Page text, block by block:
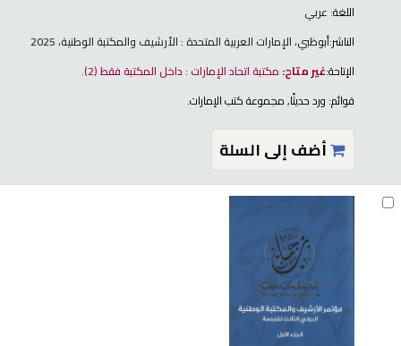
اللغة: عربي
الناشر:أبوظبي، الإمارات العربية المتحدة : الأرشيف والمكتبة الوطنية، 2025
الإتاحة:غير متاح: مكتبة اتحاد الإمارات : داخل المكتبة فقط(2).
قوائم: ورد حديثًا,مجموعة كتب الإمارات.
أضف إلى السلة